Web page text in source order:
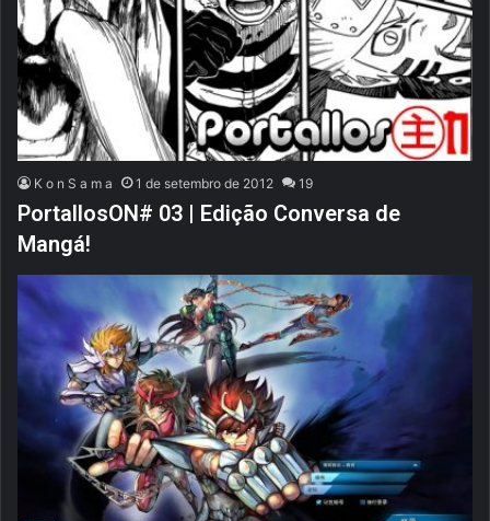
K o n S a m a 1 de setembro de 2012 19
PortallosON# 03 | Edição Conversa de
Mangá!